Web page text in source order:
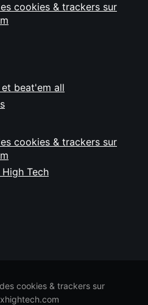
cookies & trackers sur
beat'em all
cookies & trackers sur
High Tech
cookies & trackers sur